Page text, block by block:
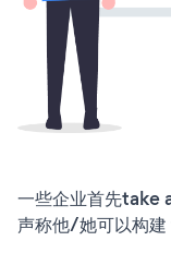
一些企业首先take
声称他/她可以构